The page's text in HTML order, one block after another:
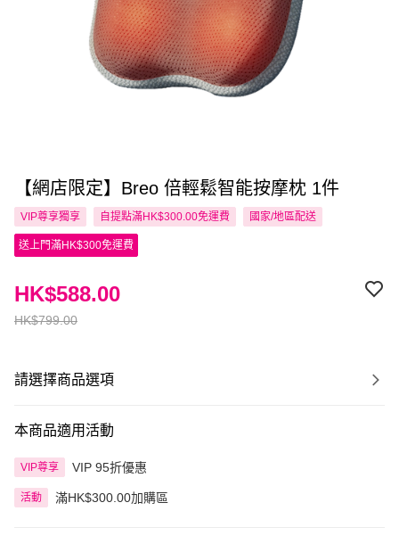
【網店限定】Breo 倍輕鬆智能按摩枕 1件
VIP尊享獨享 自提點滿HK$300.00免運費 國家/地區配送
送上門滿HK$300免運費
HK$799.00
HK$588.00
請選擇商品選項
本商品適用活動
VIP尊享 VIP 95折優惠
活動 滿HK$300.00加購區